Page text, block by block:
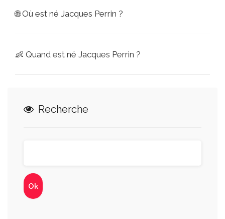
🌐Où est né Jacques Perrin ?
👶 Quand est né Jacques Perrin ?
Recherche